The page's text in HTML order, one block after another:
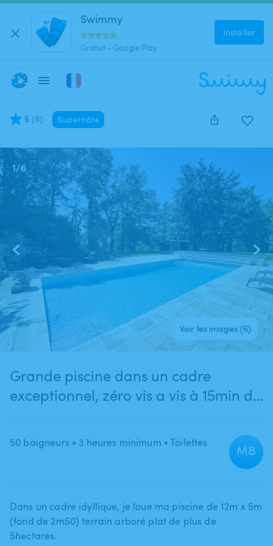
Swimmy
Gratuit - Google Play
Installer
5 (8) Superhôte
Cette annonce est close et ne peut être réservée.
1/6
Voir les images (6)
Grande piscine dans un cadre
exceptionnel, zéro vis a vis à 15min de
50 baigneurs • 3 heures minimum • Toilettes MB
Dans un cadre idyllique​,​ je loue ma piscine de 12m x 5m
(fond de 2m50) terrain arboré plat de plus de
5hectares.